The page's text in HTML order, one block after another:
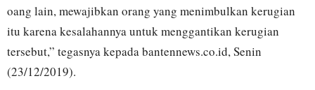
oang lain, mewajibkan orang yang menimbulkan kerugian
itu karena kesalahannya untuk menggantikan kerugian
tersebut,” tegasnya kepada bantennews.co.id, Senin
(23/12/2019).